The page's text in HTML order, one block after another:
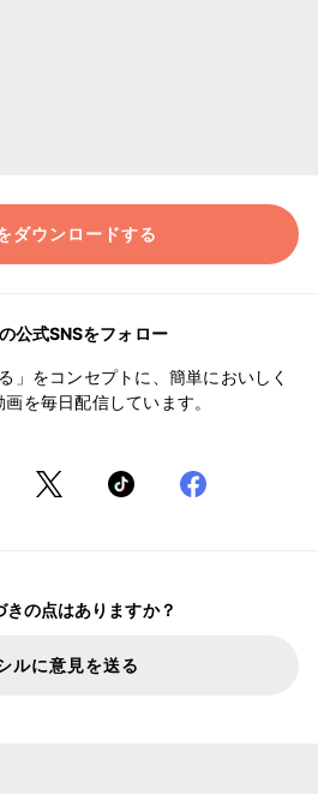
ダウンロードする
公式SNSをフォロー
」をコンセプトに、簡単においしく
を毎日配信しています。
きの点はありますか？
ルに意見を送る